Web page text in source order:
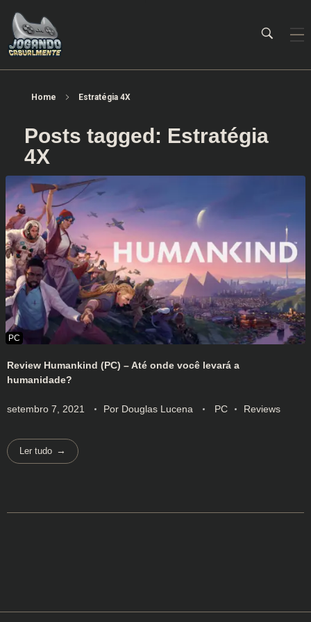
Home Estratégia 4X
Posts tagged: Estratégia
4X
Review Humankind (PC) – Até onde você levará a
humanidade?
setembro 7, 2021 Por Douglas Lucena PC Reviews
Ler tudo